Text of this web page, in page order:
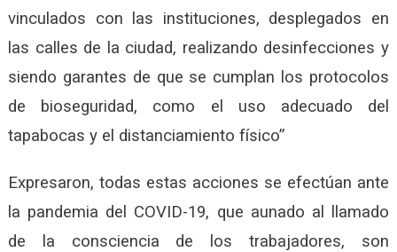
vinculados con las instituciones, desplegados en
las calles de la ciudad, realizando desinfecciones y
siendo garantes de que se cumplan los protocolos
de bioseguridad, como el uso adecuado del
tapabocas y el distanciamiento físico”
Expresaron, todas estas acciones se efectúan ante
la pandemia del COVID-19, que aunado al llamado
de la consciencia de los trabajadores, son